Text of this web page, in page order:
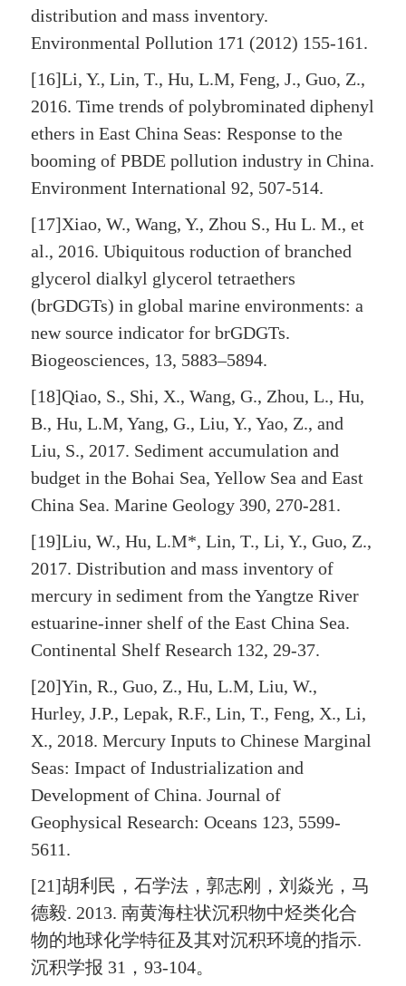
distribution and mass inventory.
Environmental Pollution 171 (2012) 155-161.
[16]Li, Y., Lin, T., Hu, L.M, Feng, J., Guo, Z.,
2016. Time trends of polybrominated diphenyl
ethers in East China Seas: Response to the
booming of PBDE pollution industry in China.
Environment International 92, 507-514.
[17]Xiao, W., Wang, Y., Zhou S., Hu L. M., et
al., 2016. Ubiquitous roduction of branched
glycerol dialkyl glycerol tetraethers
(brGDGTs) in global marine environments: a
new source indicator for brGDGTs.
Biogeosciences, 13, 5883–5894.
[18]Qiao, S., Shi, X., Wang, G., Zhou, L., Hu,
B., Hu, L.M, Yang, G., Liu, Y., Yao, Z., and
Liu, S., 2017. Sediment accumulation and
budget in the Bohai Sea, Yellow Sea and East
China Sea. Marine Geology 390, 270-281.
[19]Liu, W., Hu, L.M*, Lin, T., Li, Y., Guo, Z.,
2017. Distribution and mass inventory of
mercury in sediment from the Yangtze River
estuarine-inner shelf of the East China Sea.
Continental Shelf Research 132, 29-37.
[20]Yin, R., Guo, Z., Hu, L.M, Liu, W.,
Hurley, J.P., Lepak, R.F., Lin, T., Feng, X., Li,
X., 2018. Mercury Inputs to Chinese Marginal
Seas: Impact of Industrialization and
Development of China. Journal of
Geophysical Research: Oceans 123, 5599-
5611.
[21]胡利民，石学法，郭志刚，刘焱光，马
德毅. 2013. 南黄海柱状沉积物中烃类化合
物的地球化学特征及其对沉积环境的指示.
沉积学报 31，93-104。